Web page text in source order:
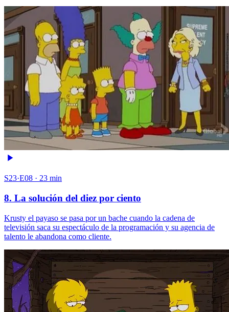
S23·E08 · 23 min
8. La solución del diez por ciento
Krusty el payaso se pasa por un bache cuando la cadena de
televisión saca su espectáculo de la programación y su agencia de
talento le abandona como cliente.